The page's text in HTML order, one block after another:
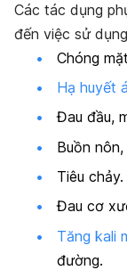
Các tác dụng
đến việc sử
Chóng
Hạ huyết
Đau đầu,
Buồn
Tiêu chảy.
Đau cơ
Tăng kali
đường.